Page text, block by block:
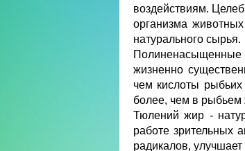
воздействиям.
организма
натурального сырья.
Полиненасыщенные
жизненно
чем кислоты
более, чем в рыбьем
Тюлений жир -
работе зрительных
радикалов, улучшает